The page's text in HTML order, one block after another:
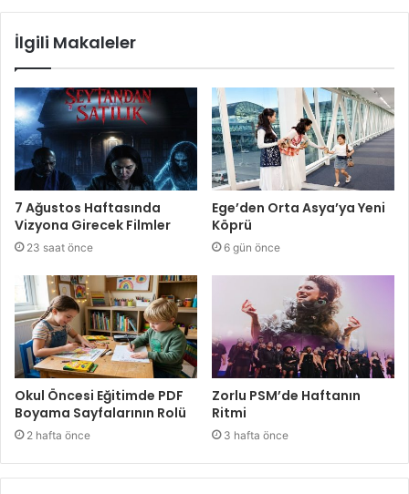
İlgili Makaleler
7 Ağustos Haftasında
Vizyona Girecek Filmler
23 saat önce
Ege’den Orta Asya’ya Yeni
Köprü
6 gün önce
Okul Öncesi Eğitimde PDF
Boyama Sayfalarının Rolü
2 hafta önce
Zorlu PSM’de Haftanın
Ritmi
3 hafta önce